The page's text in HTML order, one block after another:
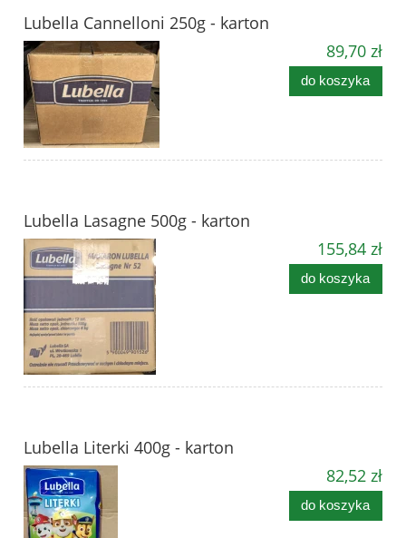
Lubella Cannelloni 250g - karton
89,70 zł
do koszyka
Lubella Lasagne 500g - karton
155,84 zł
do koszyka
Lubella Literki 400g - karton
82,52 zł
do koszyka